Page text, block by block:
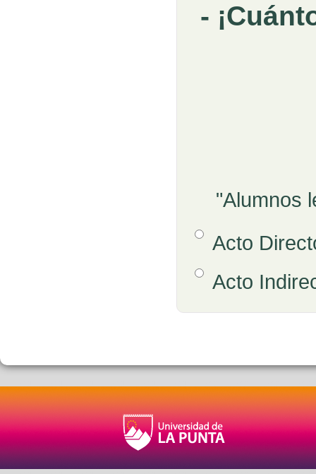
-
"Alumnos
Respuestas
Opción 1Acto
Opción 2Acto